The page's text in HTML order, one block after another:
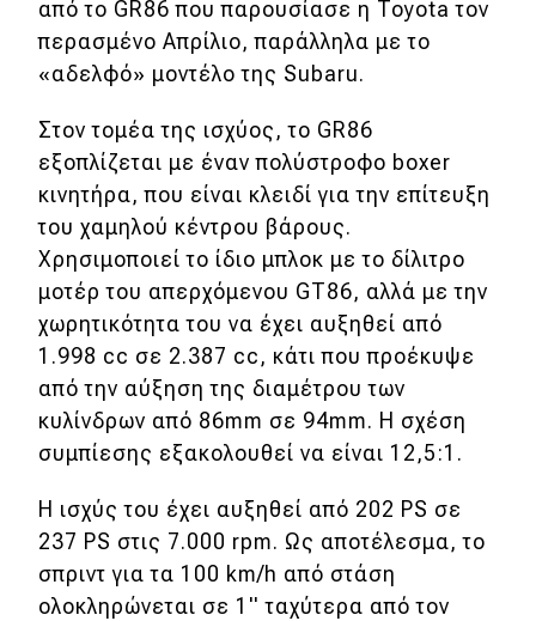
Test Drive
Δοκιμή
Αποστολή
Συγκρίνουμε
Αγώνες
Formula 1
WRC
Motorsport
Eco
Νέα
από το GR86 που παρουσίασε η Toyota τον
περασμένο Απρίλιο, παράλληλα με το
«αδελφό» μοντέλο της Subaru.
Στον τομέα της ισχύος, το GR86
εξοπλίζεται με έναν πολύστροφο boxer
κινητήρα, που είναι κλειδί για την επίτευξη
του χαμηλού κέντρου βάρους.
Χρησιμοποιεί το ίδιο μπλοκ με το δίλιτρο
μοτέρ του απερχόμενου GT86, αλλά με την
χωρητικότητα του να έχει αυξηθεί από
1.998 cc σε 2.387 cc, κάτι που προέκυψε
από την αύξηση της διαμέτρου των
κυλίνδρων από 86mm σε 94mm. H σχέση
συμπίεσης εξακολουθεί να είναι 12,5:1.
Η ισχύς του έχει αυξηθεί από 202 PS σε
237 PS στις 7.000 rpm. Ως αποτέλεσμα, το
σπριντ για τα 100 km/h από στάση
ολοκληρώνεται σε 1'' ταχύτερα από τον